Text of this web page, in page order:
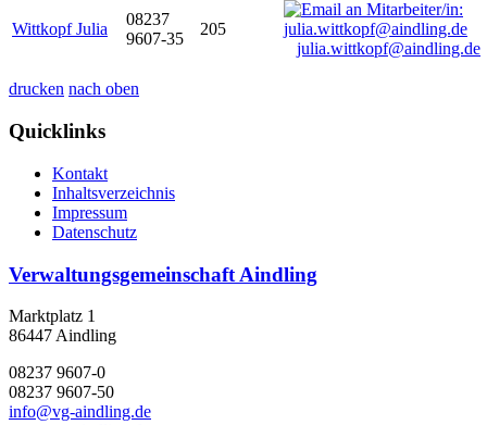
Wittkopf Julia
08237
9607-35
205
julia.wittkopf@aindling.de
drucken nach oben
Quicklinks
Kontakt
Inhaltsverzeichnis
Impressum
Datenschutz
Verwaltungsgemeinschaft Aindling
Marktplatz 1
86447 Aindling
08237 9607-0
08237 9607-50
info@vg-aindling.de